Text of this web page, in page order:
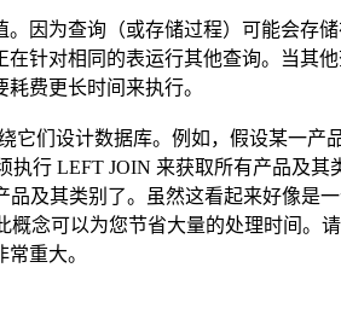
因为查询（或存储过程）可能会存
针对相同的表运行其他查询。当其
费更长时间来执行。
们设计数据库。例如，假设某一
行 LEFT JOIN 来获取所有产品及其
及其类别了。虽然这看起来好像
念可以为您节省大量的处理时间
重大。